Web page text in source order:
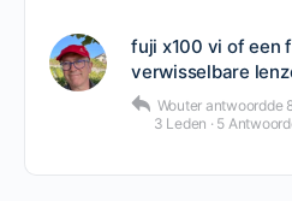
fuji x100 vi of een
verwisselbare
Wouter antwoordde
3 Leden · 5